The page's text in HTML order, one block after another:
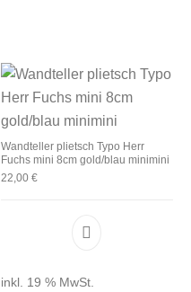
Wandteller plietsch Typo Herr
Fuchs mini 8cm gold/blau minimini
22,00 €
inkl. 19 % MwSt.